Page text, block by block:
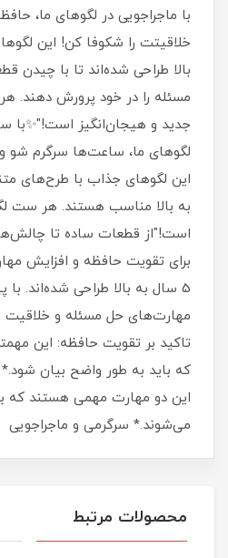
با ماجراجویی در لگوهای ما،
بالا طراحی شده‌اند تا با چیدن
مسئله را در خود پرورش دهند.
جدید و هیجان‌انگیز است!"✨با
لگوهای ما، ساعت‌ها سرگرم شو
به بالا مناسب هستند. هر ست
است!"از قطعات ساده تا
برای تقویت حافظه و افزایش
5 سال به بالا طراحی شده‌اند.
مهارت‌های حل مسئله و
تاکید بر تقویت حافظه: این
که باید به طور واضح بیان
این دو مهارت مهمی هستند که
می‌شوند.* سرگرمی و ماجراجویی
محصولات مرتبط